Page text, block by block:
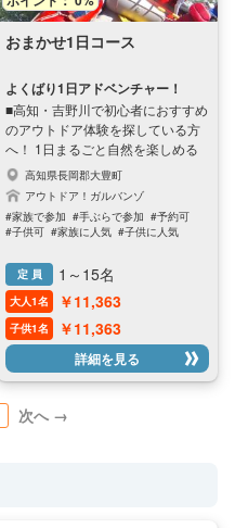
の激流 ・大きな瀬が3つ、中くら
いの瀬が2つ、小さな瀬が1つ。 変
化に富んだ瀬を自分で下るから面
ながら、流れに乗って、漕いで、
全身で波を乗り越える。 経験者は
より楽しめる！ 1回以上川下りの
経験がある方におすすめ。 リバー
カヤックは、1回以上の経験がある
と楽しめます。 ■体験の流れ（約
90〜120分） 1. 集合・受付・装備
フィッティング 2. 移動の車内で安
全説明 3. スタート地点で漕ぐ練
習、リカバリー練習 4. 自分で瀬を
越えてスリル満点の川下り
おまかせ1日コース
よくばり1日アドベンチャー！
■高知・吉野川で初心者におすすめ
のアウトドア体験を探している方
へ！ 1日まるごと自然を楽しめる
「おまかせ1日コース」は、 ラフテ
ィング・SUP・パックラフト・シ
ャワークライミング・カヤックな
ど、人気のアクティビティが勢ぞ
ながら、初めての方でも無理なく
チャレンジできます。 当日の天候
や水量、体力やご希望に合わせ
て、ガイドがベストな内容をコー
ディネート。 もちろん、ご自身で
組み合わせるカスタムプランも
OK！ 四国で思い出に残るアウト
ドア体験をしたい方にぴったりの1
日プラン。 ■ 安心ポイント • ガイ
高知県長岡郡大豊町
アウトドア！ガルバンゾ
#家族で参加 #手ぶらで参加 #予約可
#子供可 #家族に人気 #子供に人気
定 員
1～15名
大人1名 ￥11,363
子供1名 ￥11,363
詳細を見る
次へ →